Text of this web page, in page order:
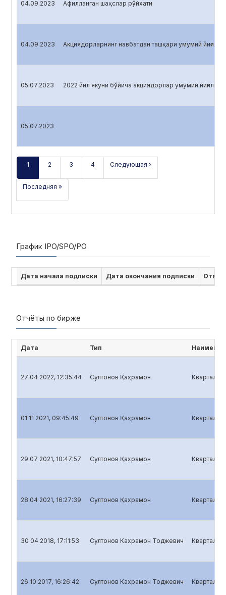
04.09.2023 Афилланган шаҳслар рўйхати
04.09.2023 Акциядорларнинг навбатдан ташқари умумий
05.07.2023 2022 йил якуни бўйича акциядорлар умумий йиғилиши
05.07.2023
1 2 3 4 Следующая ›
Последняя »
График IPO/SPO/PO
Дата начала подписки Дата окончания подписки
Отчёты по бирже
Дата Тип
27 04 2022, 12:35:44 Султонов Қаҳрамон
01 11 2021, 09:45:49 Султонов Қаҳрамон
29 07 2021, 10:47:57 Султонов Қахрамон
28 04 2021, 16:27:39 Султонов Қахрамон
30 04 2018, 17:11:53 Султонов Кахрамон Тоджевич
26 10 2017, 16:26:42 Султонов Кахрамон Тоджевич